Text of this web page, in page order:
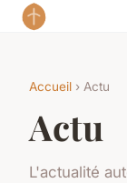
Accueil › Actu
Actu
L'actualité